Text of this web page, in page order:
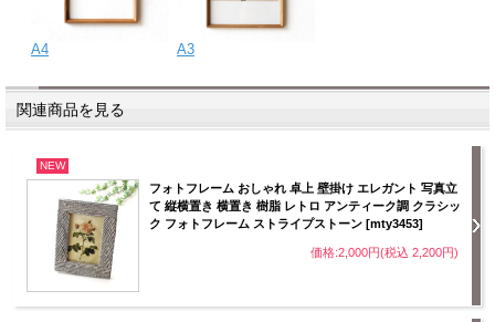
A4 A3
関連商品を見る
NEW
フォトフレーム おしゃれ 卓上 壁掛け エレガント 写真立
て 縦横置き 横置き 樹脂 レトロ アンティーク調 クラシッ
ク フォトフレーム ストライプストーン [mty3453]
価格:2,000円(税込 2,200円)